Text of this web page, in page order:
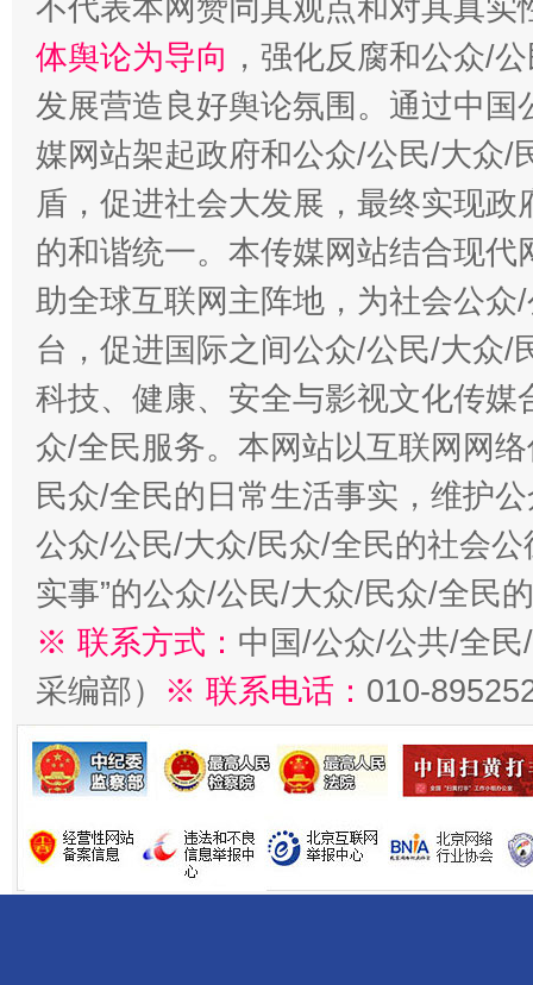
不代表本网赞同其观点和对其真实
体舆论为导向 ，强化反腐和公众/
发展营造良好舆论氛围。通过中
媒网站架起政府和公众/公民/大众/
盾，促进社会大发展，最终实现
的和谐统一。本传媒网站结合现
助全球互联网主阵地，为社会公
台，促进国际之间公众/公民/大众/
科技、健康、安全与影视文化传
众/全民服务。本网站以互联网网
民众/全民的日常生活事实，维护
公众/公民/大众/民众/全民的社会公
实事”的公众/公民/大众/民众/全民
※ 联系方式： 中国/公众/公共/全
采编部） ※ 联系电话： 010-